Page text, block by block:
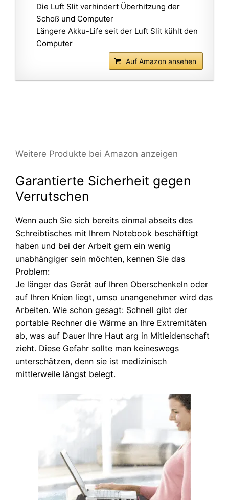
Die Luft Slit verhindert Überhitzung der
Schoß und Computer
Längere Akku-Life seit der Luft Slit kühlt den
Computer
Auf Amazon ansehen
Weitere Produkte bei Amazon anzeigen
Garantierte Sicherheit gegen
Verrutschen
Wenn auch Sie sich bereits einmal abseits des
Schreibtisches mit Ihrem Notebook beschäftigt
haben und bei der Arbeit gern ein wenig
unabhängiger sein möchten, kennen Sie das
Problem:
Je länger das Gerät auf Ihren Oberschenkeln oder
auf Ihren Knien liegt, umso unangenehmer wird das
Arbeiten. Wie schon gesagt: Schnell gibt der
portable Rechner die Wärme an Ihre Extremitäten
ab, was auf Dauer Ihre Haut arg in Mitleidenschaft
zieht. Diese Gefahr sollte man keineswegs
unterschätzen, denn sie ist medizinisch
mittlerweile längst belegt.